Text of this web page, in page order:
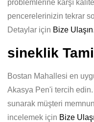
problemlerine karşı
pencerelerinizin tekrar
Detaylar için Bize Ulaşın.
sineklik
Bostan Mahallesi en
Akasya Pen'i tercih
sunarak müşteri
incelemek için Bize